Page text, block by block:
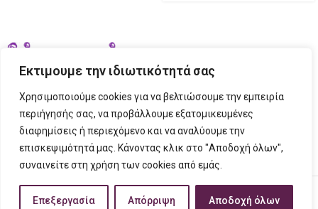
Εκτιμουμε την ιδιωτικότητά σας
Χρησιμοποιούμε cookies για να βελτιώσουμε την εμπειρία
περιήγησής σας, να προβάλλουμε εξατομικευμένες
διαφημίσεις ή περιεχόμενο και να αναλύουμε την
επισκεψιμότητά μας. Κάνοντας κλικ στο "Αποδοχή όλων",
συναινείτε στη χρήση των cookies από εμάς.
Επεξεργασία Απόρριψη Αποδοχή όλων
ΣΤΟΙΧΕΙΑ ΕΠΙΚΟΙΝΩΝΙΑΣ
ΠΛΗΡΟΦΟΡΙΕΣ
FIGURINO 2023 CREATED BYTech PlaceCreative Ideas Creative Solutions.